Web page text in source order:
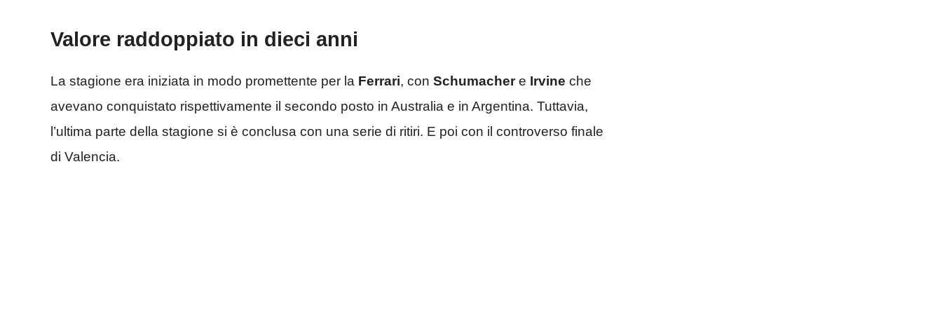
Valore raddoppiato in dieci anni
La stagione era iniziata in modo promettente per la Ferrari, con Schumachere Irvine che
avevano conquistato rispettivamente il secondo posto in Australia e in Argentina. Tuttavia,
l’ultima parte della stagione si è conclusa con una serie di ritiri. E poi con il controverso finale
di Valencia.